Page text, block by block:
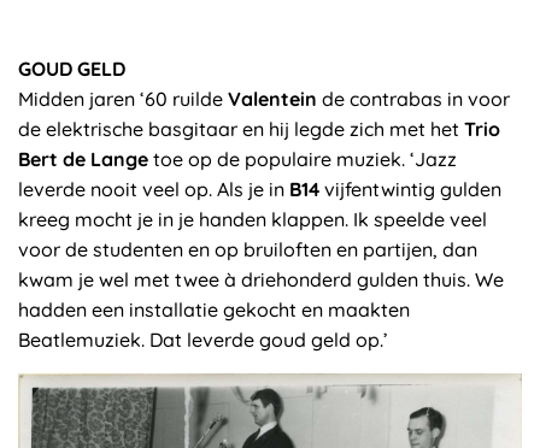
GOUD GELD
Midden jaren ‘60 ruilde Valentein de contrabas in voor
de elektrische basgitaar en hij legde zich met het Trio
Bert de Lange toe op de populaire muziek. ‘Jazz
leverde nooit veel op. Als je in B14 vijfentwintig gulden
kreeg mocht je in je handen klappen. Ik speelde veel
voor de studenten en op bruiloften en partijen, dan
kwam je wel met twee à driehonderd gulden thuis. We
hadden een installatie gekocht en maakten
Beatlemuziek. Dat leverde goud geld op.’